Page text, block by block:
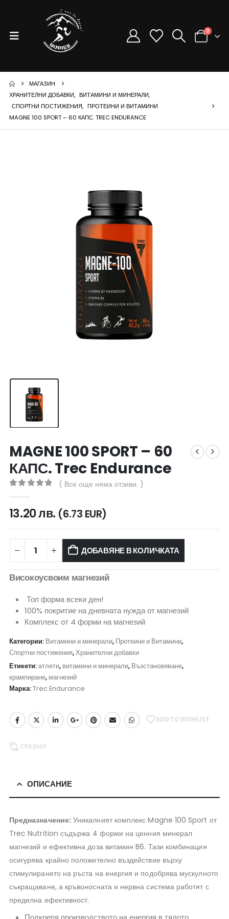
0
МАГАЗИН
ХРАНИТЕЛНИ ДОБАВКИ, ВИТАМИНИ И МИНЕРАЛИ,
СПОРТНИ ПОСТИЖЕНИЯ, ПРОТЕИНИ И ВИТАМИНИ
MAGNE 100 SPORT – 60 КАПС. TREC ENDURANCE
MAGNE 100 SPORT – 60
КАПС. Trec Endurance
( Все още няма отзиви. )
13.20лв. (6.73 EUR)
ДОБАВЯНЕ В КОЛИЧКАТА
Високоусвоим магнезий
Топ форма всеки ден!
100% покритие на дневната нужда от магнезий
Комплекс от 4 форми на магнезий
Категории: Витамини и минерали, Протеини и Витамини,
Спортни постижения,Хранителни добавки
Етикети:атлети, витамини и минерали, Възстановяване,
крампиране, магнезий
Марка:Trec Endurance
ADD TO WISHLIST
СРАВНИ
ОПИСАНИЕ
Предназначение:Уникалният комплекс Magne 100 Sport от
Trec Nutrition съдържа 4 форми на ценния минерал
магнезий и ефективна доза витамин B6. Тази комбинация
осигурява крайно положително въздействие върху
стимулирането на ръста на енергия и подобрява мускулното
съкращаване, а кръвоносната и нервна система работят с
пределна ефективност.